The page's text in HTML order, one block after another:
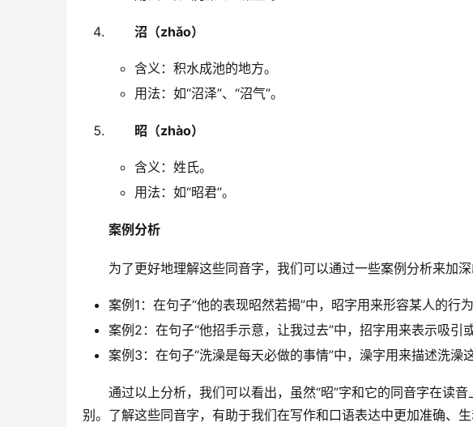
沼（zhǎo）
含义：积水成池的地方。
用法：如“沼泽”、“沼气”。
昭（zhào）
含义：姓氏。
用法：如“昭君”。
案例分析
为了更好地理解这些同音字，我们可以通过一些案例分析来加深
案例1：在句子“他的表现昭然若揭”中，昭字用来形容某人的行为
案例2：在句子“他招手示意，让我过去”中，招字用来表示吸引
案例3：在句子“洗澡是每天必做的事情”中，澡字用来描述洗澡
通过以上分析，我们可以看出，虽然“昭”字和它的同音字在读音
别。了解这些同音字，有助于我们在写作和口语表达中更加准确、生